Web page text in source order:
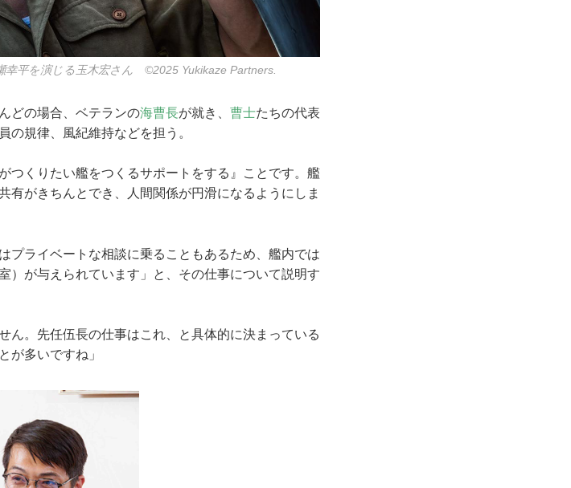
幸平を演じる玉木宏さん ©2025 Yukikaze Partners.
どの場合、ベテランの海曹長が就き、 曹士たちの代表
の規律、風紀維持などを担う。
つくりたい艦をつくるサポートをする』ことです。艦
有がきちんとでき、人間関係が円滑になるようにしま
ライベートな相談に乗ることもあるため、艦内では
）が与えられています」と、その仕事について説明す
ん。先任伍長の仕事はこれ、と具体的に決まっている
が多いですね」